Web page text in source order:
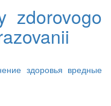
zdorovogo
здоровья вредные